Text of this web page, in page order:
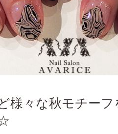
様々な秋モチー